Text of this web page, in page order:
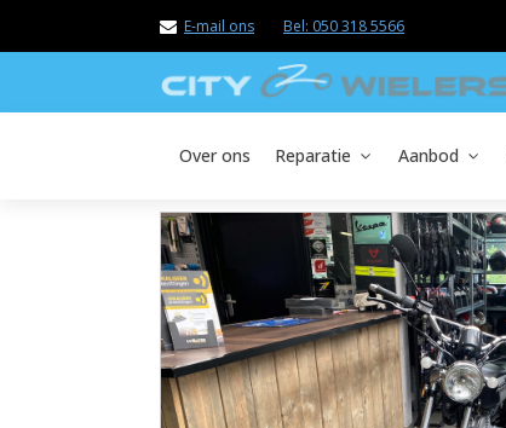
E-mail ons Bel: 050 318 5566
Over ons Reparatie Aanbod